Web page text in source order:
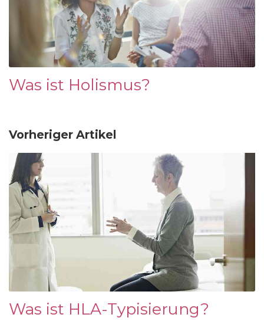
Was ist Holismus?
Vorheriger Artikel
Was ist HLA-Typisierung?